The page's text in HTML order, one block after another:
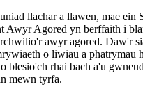
llachar a llawen, mae ein
Awyr Agored yn berffaith i
awyr agored. Daw'r
o liwiau a phatrymau
blesio'ch rhai bach a'u
mewn tyrfa.